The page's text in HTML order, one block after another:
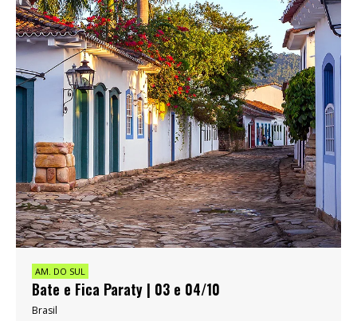
AM. DO SUL
Bate e Fica Paraty | 03 e 04/10
Brasil